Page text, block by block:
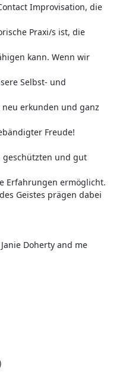
Improvisation, die
Praxi/s ist, die
kann. Wenn wir
Selbst- und
erkunden und ganz
Freude!
geschützten und gut
Erfahrungen ermöglicht.
Geistes prägen dabei
Doherty and me